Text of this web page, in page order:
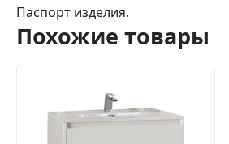
Паспорт изделия.
Похожие товары